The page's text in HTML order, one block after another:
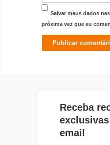
Salvar meus dados
próxima vez que eu
Receba
email